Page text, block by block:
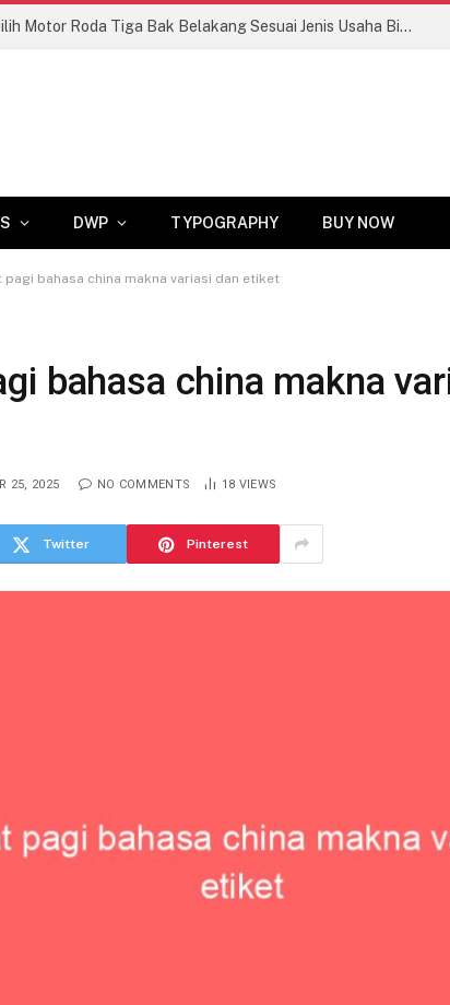
Tips Memilih Motor Roda Tiga Bak Belakang Sesuai Jenis Usaha Biar Untung Maksimal!
DWP TYPOGRAPHY BUY NOW
pagi bahasa china makna variasi dan etiket
bahasa china makna
25, 2025 NO COMMENTS 18 VIEWS
Twitter Pinterest